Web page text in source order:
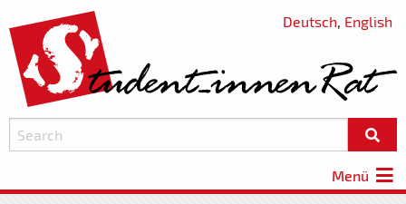
Deutsch, English
Menü